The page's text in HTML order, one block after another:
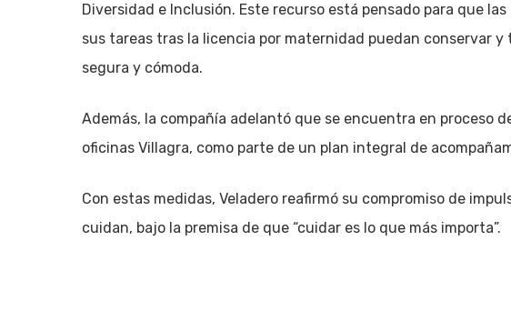
Diversidad e Inclusión. Este recurso está pensado para que
sus tareas tras la licencia por maternidad puedan conservar
segura y cómoda.
Además, la compañía adelantó que se encuentra en proceso
oficinas Villagra, como parte de un plan integral de
Con estas medidas, Veladero reafirmó su compromiso de
cuidan, bajo la premisa de que “cuidar es lo que más importa”.